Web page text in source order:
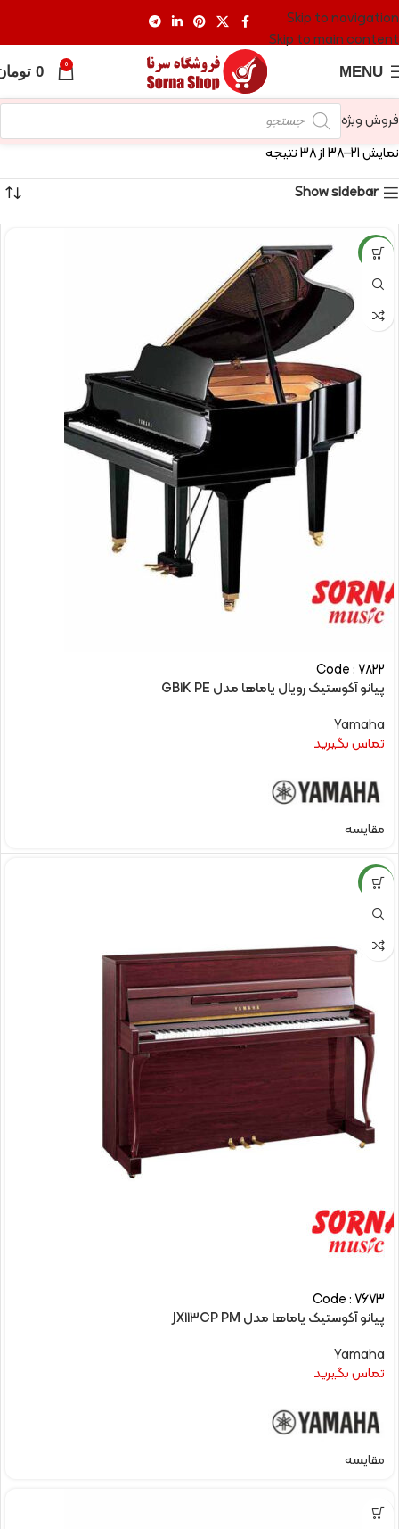
Skip to navigation
Skip to main content
MENU
0
0
فروش ویژه
نمایش 21–38 از 38 نتیجه
Show sidebar
NEW
Code : 7822
پیانو آکوستیک رویال یاماها مدل GB1K PE
Yamaha
تماس بگیرید
مقایسه
NEW
Code : 7673
پیانو آکوستیک یاماها مدل JX113CP PM
Yamaha
تماس بگیرید
مقایسه